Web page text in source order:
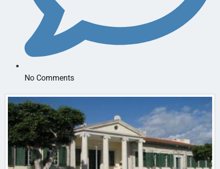
No Comments